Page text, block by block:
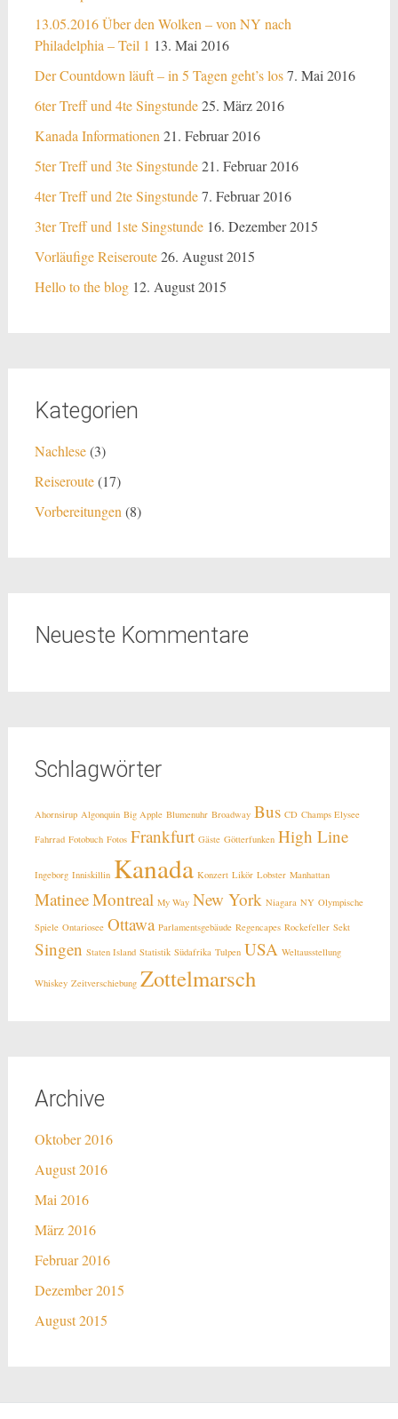
13.05.2016 Über den Wolken – von NY nach
Philadelphia – Teil 1 13. Mai 2016
Der Countdown läuft – in 5 Tagen geht’s los7. Mai 2016
6ter Treff und 4te Singstunde25. März 2016
Kanada Informationen 21. Februar 2016
5ter Treff und 3te Singstunde21. Februar 2016
4ter Treff und 2te Singstunde7. Februar 2016
3ter Treff und 1ste Singstunde 16. Dezember 2015
Vorläufige Reiseroute26. August 2015
Hello to the blog 12. August 2015
Kategorien
Nachlese(3)
Reiseroute(17)
Vorbereitungen (8)
Neueste Kommentare
Schlagwörter
Ahornsirup Algonquin Big Apple Blumenuhr Broadway Bus CD Champs Elysee
Fahrrad Fotobuch Fotos Frankfurt Gäste Götterfunken High Line
Ingeborg Inniskillin Kanada Konzert Likör Lobster Manhattan
MatineeMontreal My Way New York Niagara NY Olympische
Spiele Ontariosee Ottawa Parlamentsgebäude Regencapes Rockefeller Sekt
Singen Staten Island Statistik Südafrika Tulpen USA Weltausstellung
Whiskey Zeitverschiebung Zottelmarsch
Archive
Oktober 2016
August 2016
Mai 2016
März 2016
Februar 2016
Dezember 2015
August 2015